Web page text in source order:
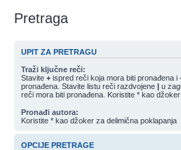
Pretraga
UPIT ZA PRETRAGU
Traži ključne reči:
Stavite + ispred reči koja mora biti pronađena i
pronađena. Stavite listu reči razdvojene | u
reči mora biti pronađena. Koristite * kao
Pronađi autora:
Koristite * kao džoker za delimična poklapanja
OPCIJE PRETRAGE